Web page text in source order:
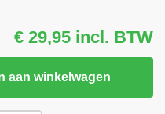
€ 29,95 incl. BTW
aan winkelwagen